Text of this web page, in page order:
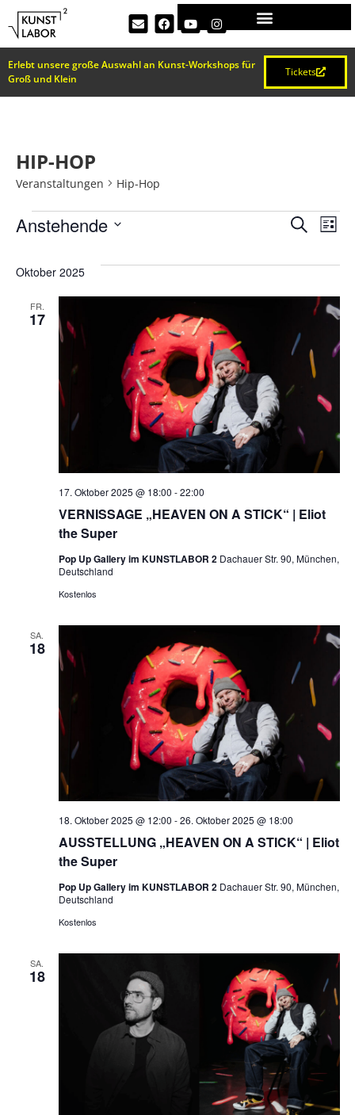
Erlebt unsere große Auswahl an Kunst-Workshops für
Groß und Klein
Tickets
HIP-HOP
Veranstaltungen Hip-Hop
UND
SucheListe
Anstehende
Oktober 2025
FR.
17
VERNISSAGE „HEAVEN ON A STICK“ | Eliot
the Super
17. Oktober 2025 @ 18:00 -22:00
Pop Up Gallery im KUNSTLABOR 2 Dachauer Str. 90, München,
Deutschland
Kostenlos
SA.
18
AUSSTELLUNG „HEAVEN ON A STICK“ | Eliot
the Super
18. Oktober 2025 @ 12:00 -26. Oktober 2025 @ 18:00
Pop Up Gallery im KUNSTLABOR 2 Dachauer Str. 90, München,
Deutschland
Kostenlos
SA.
18